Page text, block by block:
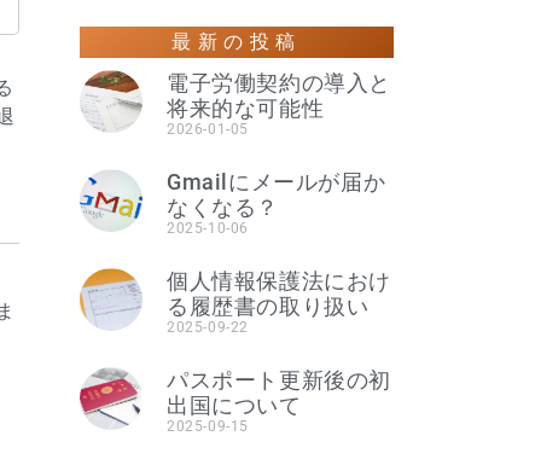
最新の投稿
電子労働契約の導入と
将来的な可能性
2026-01-05
Gmailにメールが届か
なくなる？
2025-10-06
個人情報保護法におけ
る履歴書の取り扱い
2025-09-22
パスポート更新後の初
出国について
2025-09-15